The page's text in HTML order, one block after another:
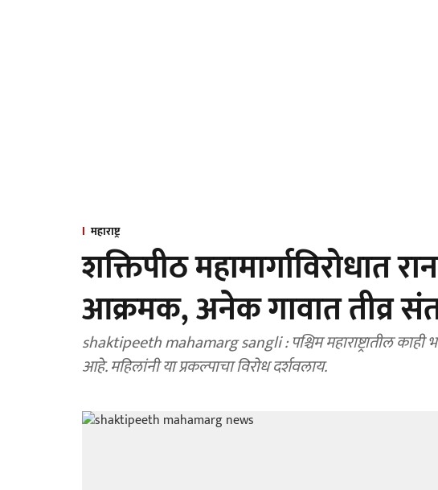
महाराष्ट्र
शक्तिपीठ महामार्गाविरोधात
आक्रमक, अनेक गावात तीव्र
shaktipeeth mahamarg sangli : पश्चिम महाराष्ट्रातील काही
आहे. महिलांनी या प्रकल्पाचा विरोध दर्शवलाय.